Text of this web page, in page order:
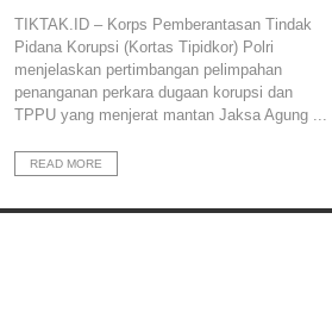
TIKTAK.ID – Korps Pemberantasan Tindak
Pidana Korupsi (Kortas Tipidkor) Polri
menjelaskan pertimbangan pelimpahan
penanganan perkara dugaan korupsi dan
TPPU yang menjerat mantan Jaksa Agung ...
READ MORE